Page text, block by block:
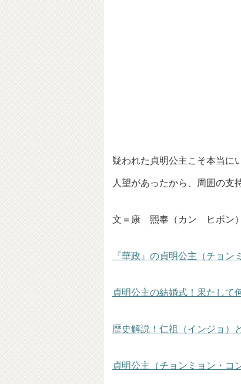
疑われた貞明公主こそ本当に
人望があったから、周囲の支
文＝康 熙奉（カン ヒボン）
『華政』の貞明公主（チョ
貞明公主の結婚式！果たして
歴史解説！仁祖（インジョ）
貞明公主（チョンミョン・コ